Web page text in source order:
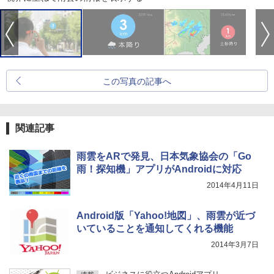
この写真の記事へ
関連記事
雨雲をARで発見、日本気象協会の「Go
雨！探知機」アプリがAndroidに対応
2014年4月11日
Android版「Yahoo!地図」、雨雲が近づ
いていることを通知してくれる機能
2014年3月7日